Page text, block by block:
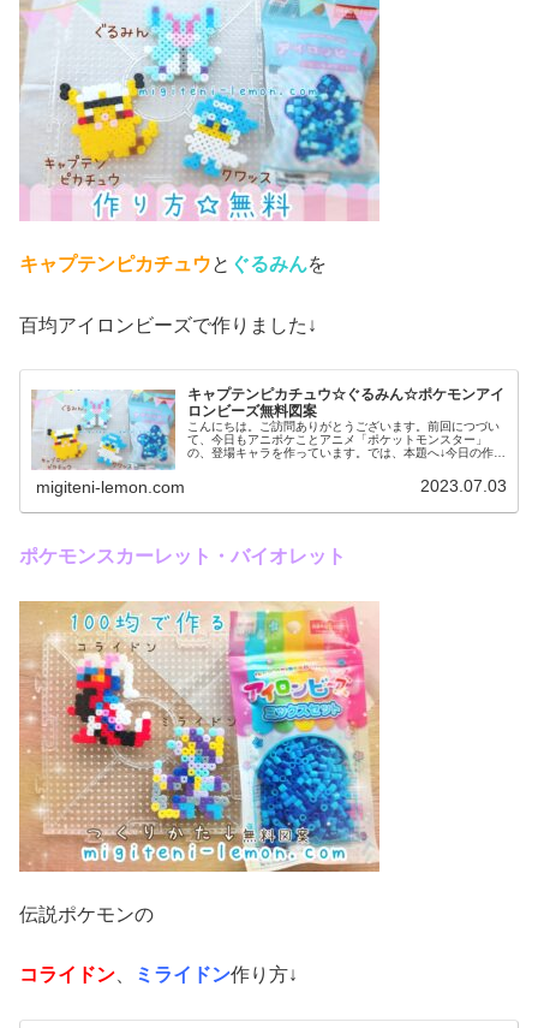
キャプテンピカチュウと ぐるみんを
百均アイロンビーズで作りました↓
キャプテンピカチュウ☆ぐるみん☆ポケモンアイ
ロンビーズ無料図案
こんにちは。ご訪問ありがとうございます。前回につづい
て、今日もアニポケことアニメ「ポケットモンスター」
の、登場キャラを作っています。では、本題へ↓今日の作品
migiteni-lemon.com 2023.07.03
ポケモンスカーレット・バイオレット
伝説ポケモンの
コライドン ミライドン作り方↓